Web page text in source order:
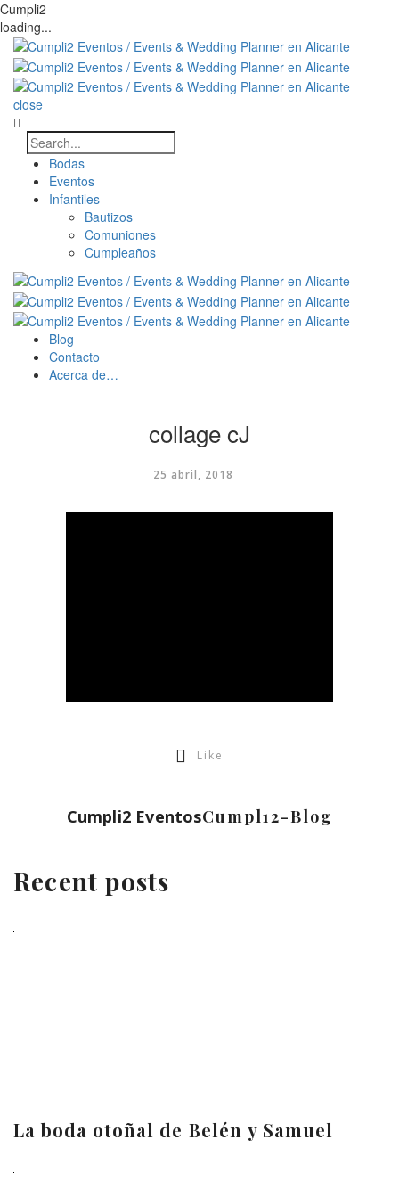
Cumpli2
loading...
close
Bodas
Eventos
Infantiles
Bautizos
Comuniones
Cumpleaños
Blog
Contacto
Acerca de…
collage cJ
25 abril, 2018
Like
Cumpli2 EventosCumpl12-Blog
Recent posts
La boda otoñal de Belén y Samuel